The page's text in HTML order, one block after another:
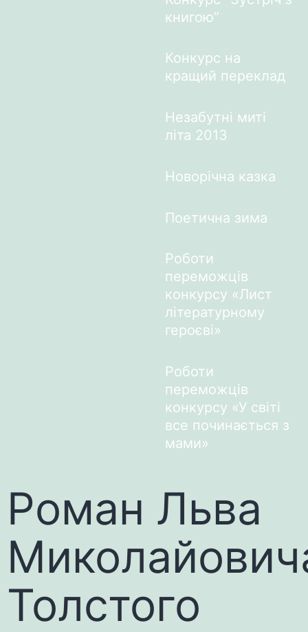
книгою”
Конкурс на
кращий переклад
Незабутні миті
літа 2013
Новорічна казка
Поетична зима
Роботи
переможців
конкурсу «Лист
літературному
героєві»
Роботи
переможців
конкурсу «У світі
все починається з
мами»
Роман Льва
Толстого